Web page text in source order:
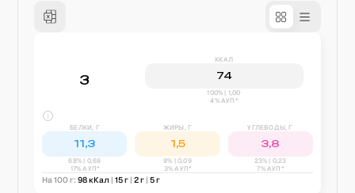
3
ККАЛ
74
100% | 1,00
4% АУП*
БЕЛКИ, Г
11,3
68% | 0,68
17% АУП*
ЖИРЫ, Г
1,5
9% |0,09
3% АУП*
УГЛЕВОДЫ, Г
3,8
23% | 0,23
7% АУП*
На 100 г: 98кКал | 15г | 2г | 5г